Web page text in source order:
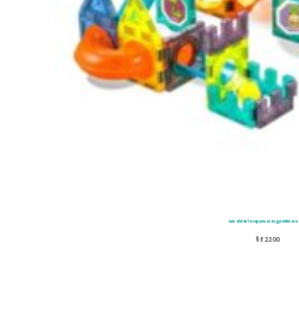
Set de Bloques Magnéticos
$82.300